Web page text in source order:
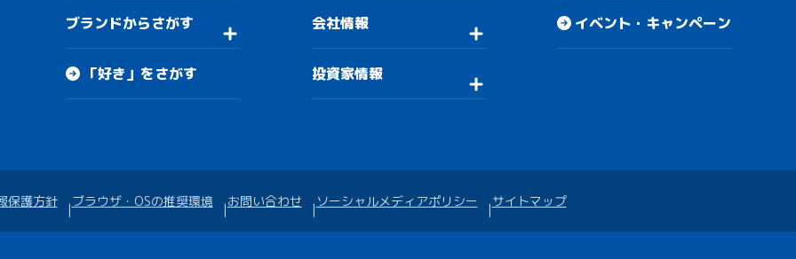
ブランドからさがす
「好き」をさがす
会社情報
投資家情報
イベント・キャンペーン
保護方針 ブラウザ・OSの推奨環境 お問い合わせ ソーシャルメディアポリシー サイトマップ